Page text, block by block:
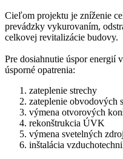
Cieľom projektu je zníženie
prevádzky vykurovaním,
celkovej revitalizácie budovy.
Pre dosiahnutie úspor energií
úsporné opatrenia:
zateplenie strechy
zateplenie obvodových
výmena otvorových
rekonštrukcia ÚVK
výmena svetelných
inštalácia